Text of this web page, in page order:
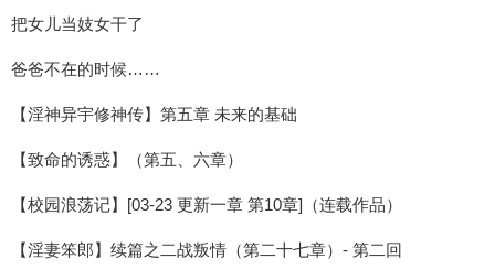
把女儿当妓女干了
爸爸不在的时候……
【淫神异宇修神传】第五章 未来的基础
【致命的诱惑】（第五、六章）
【校园浪荡记】[03-23 更新一章 第10章]（连载作品）
【淫妻笨郎】续篇之二战叛情（第二十七章）- 第二回